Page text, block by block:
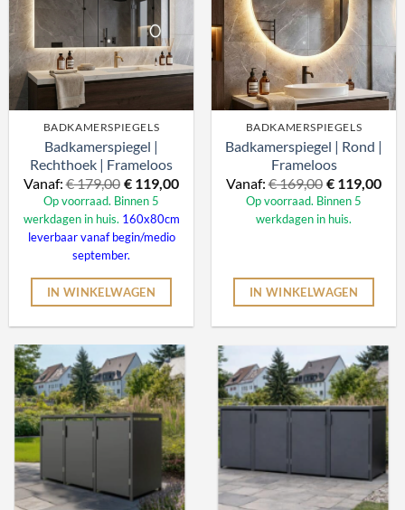
BADKAMERSPIEGELS
Badkamerspiegel |
Rechthoek | Frameloos
Vanaf:€179,00 € 119,00
Op voorraad. Binnen 5
werkdagen in huis. 160x80cm
leverbaar vanaf begin/medio
september.
IN WINKELWAGEN
heeft
meerdere
variaties.
Deze
gekozen
BADKAMERSPIEGELS
Badkamerspiegel | Rond |
Frameloos
Vanaf:€169,00 € 119,00
Op voorraad. Binnen 5
werkdagen in huis.
IN WINKELWAGEN
heeft
meerdere
variaties.
Deze
kan
gekozen